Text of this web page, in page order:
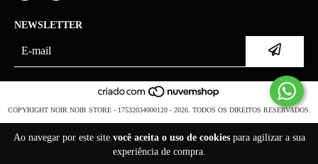
Ao navegar por este site você aceita o uso de cookiespara agilizar a sua
experiência de compra.
NEWSLETTER
COPYRIGHT NOIR NOIR STORE - 17532034000120 - 2026. TODOS OS DIREITOS RESERVADOS.